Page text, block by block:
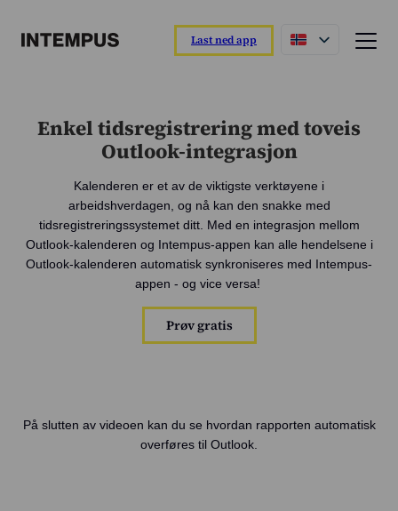
Last ned app
Intempus-appen
Registrer dagen din direkte fra appen.
Intempus web
Oversikt over rapporter og ansatte.
Intempus terminal
Enkel registrering ved ankomst og avreise.
Koble til lønns- eller ERP-systemet ditt.
Kundesaker
Enkel tidsregistrering med toveis
Outlook-integrasjon
Kalenderen er et av de viktigste verktøyene i
arbeidshverdagen, og nå kan den snakke med
tidsregistreringssystemet ditt. Med en integrasjon mellom
Outlook-kalenderen og Intempus-appen kan alle hendelsene i
Outlook-kalenderen automatisk synkroniseres med Intempus-
appen - og vice versa!
Prøv gratis
På slutten av videoen kan du se hvordan rapporten automatisk
overføres til Outlook.